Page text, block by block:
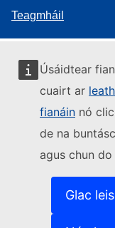
Úsáidtear
cuairt ar
fianáin nó
de na
agus chun
Glac
Teagmháil